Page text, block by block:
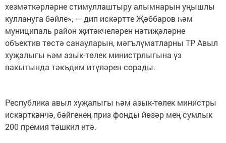
хезмәткәрләрне стимуллаштыру алымнарын уңышлы
куллануга бәйле», — дип искәртте Җәббаров һәм
муниципаль район җитәкчеләрен нәтиҗәләрне
объектив төстә санауларын, мәгълүматларны ТР Авыл
хуҗалыгы һәм азык-төлек министрлыгына үз
вакытында тәкъдим итүләрен сорады.
Республика авыл хуҗалыгы һәм азык-төлек министры
искәрткәнчә, бәйгенең приз фонды йөзәр мең сумлык
200 премия тәшкил итә.